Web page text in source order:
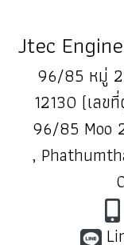
Jtec
96/85 หมู่
12130 (เลข
96/85 Moo
,